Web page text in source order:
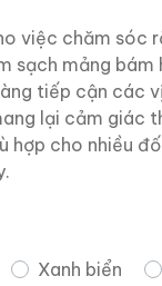
việc chăm sóc
sạch mảng bám
tiếp cận các
lại cảm giác
hợp cho nhiều
Xanh biển